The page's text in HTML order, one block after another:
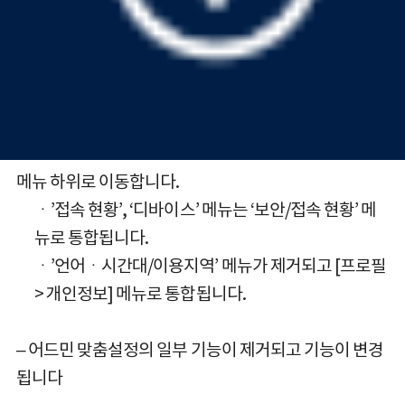
메뉴 하위로 이동합니다.
ㆍ’접속 현황’, ‘디바이스’ 메뉴는 ‘보안/접속 현황’ 메
뉴로 통합됩니다.
ㆍ’언어ㆍ시간대/이용지역’ 메뉴가 제거되고 [프로필
> 개인정보] 메뉴로 통합됩니다.
– 어드민 맞춤설정의 일부 기능이 제거되고 기능이 변경
됩니다